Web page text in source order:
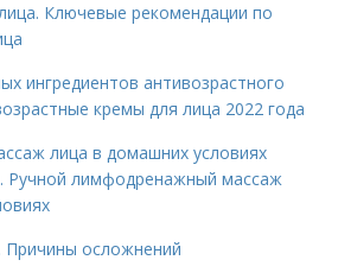
Ключевые рекомендации по
ингредиентов антивозрастного
кремы для лица 2022 года
лица в домашних условиях
Ручной лимфодренажный массаж
Причины осложнений